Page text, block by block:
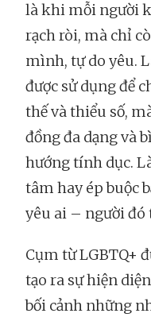
là khi mỗi người
rạch ròi, mà chỉ
mình, tự do yêu.
được sử dụng để
thế và thiểu số,
đồng đa dạng và
hướng tính dục.
tâm hay ép buộc
yêu ai – người đó
Cụm từ LGBTQ+
tạo ra sự hiện
bối cảnh những